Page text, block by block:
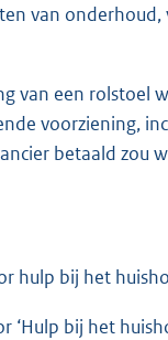
van
van een rolstoel
voorziening,
betaald zou
hulp bij het
bij het